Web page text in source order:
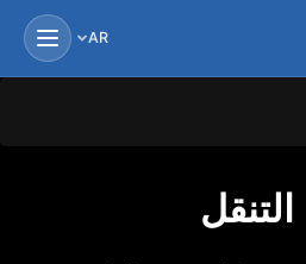
AR
التنقل